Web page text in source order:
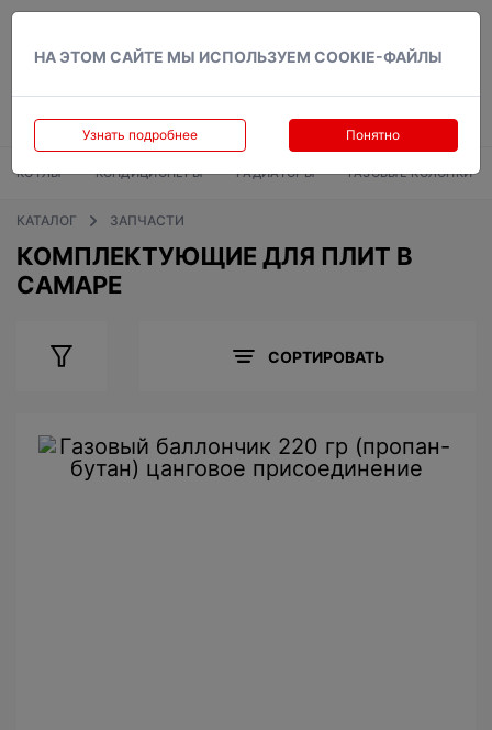
НА ЭТОМ САЙТЕ МЫ ИСПОЛЬЗУЕМ COOKIE-ФАЙЛЫ
Узнать подробнее Понятно
КОТЛЫ КОНДИЦИОНЕРЫ РАДИАТОРЫ ГАЗОВЫЕ КОЛОНКИ
КАТАЛОГ ЗАПЧАСТИ
КОМПЛЕКТУЮЩИЕ ДЛЯ ПЛИТ В
САМАРЕ
СОРТИРОВАТЬ